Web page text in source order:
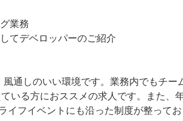
いる方におススメの求人です。また、
フイベントにも沿った制度が整ってお